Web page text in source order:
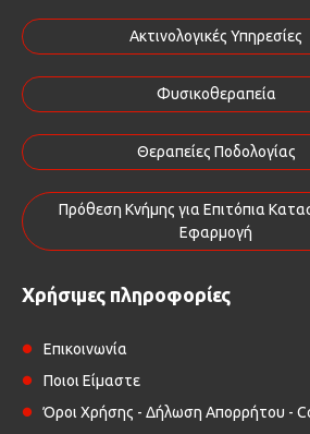
Ακτινολογικές Υπηρεσίες
Φυσικοθεραπεία
Θεραπείες Ποδολογίας
Πρόθεση Κνήμης για Επιτόπια
Εφαρμογή
Χρήσιμες πληροφορίες
Επικοινωνία
Ποιοι Είμαστε
Όροι Χρήσης - Δήλωση Απορρήτου -